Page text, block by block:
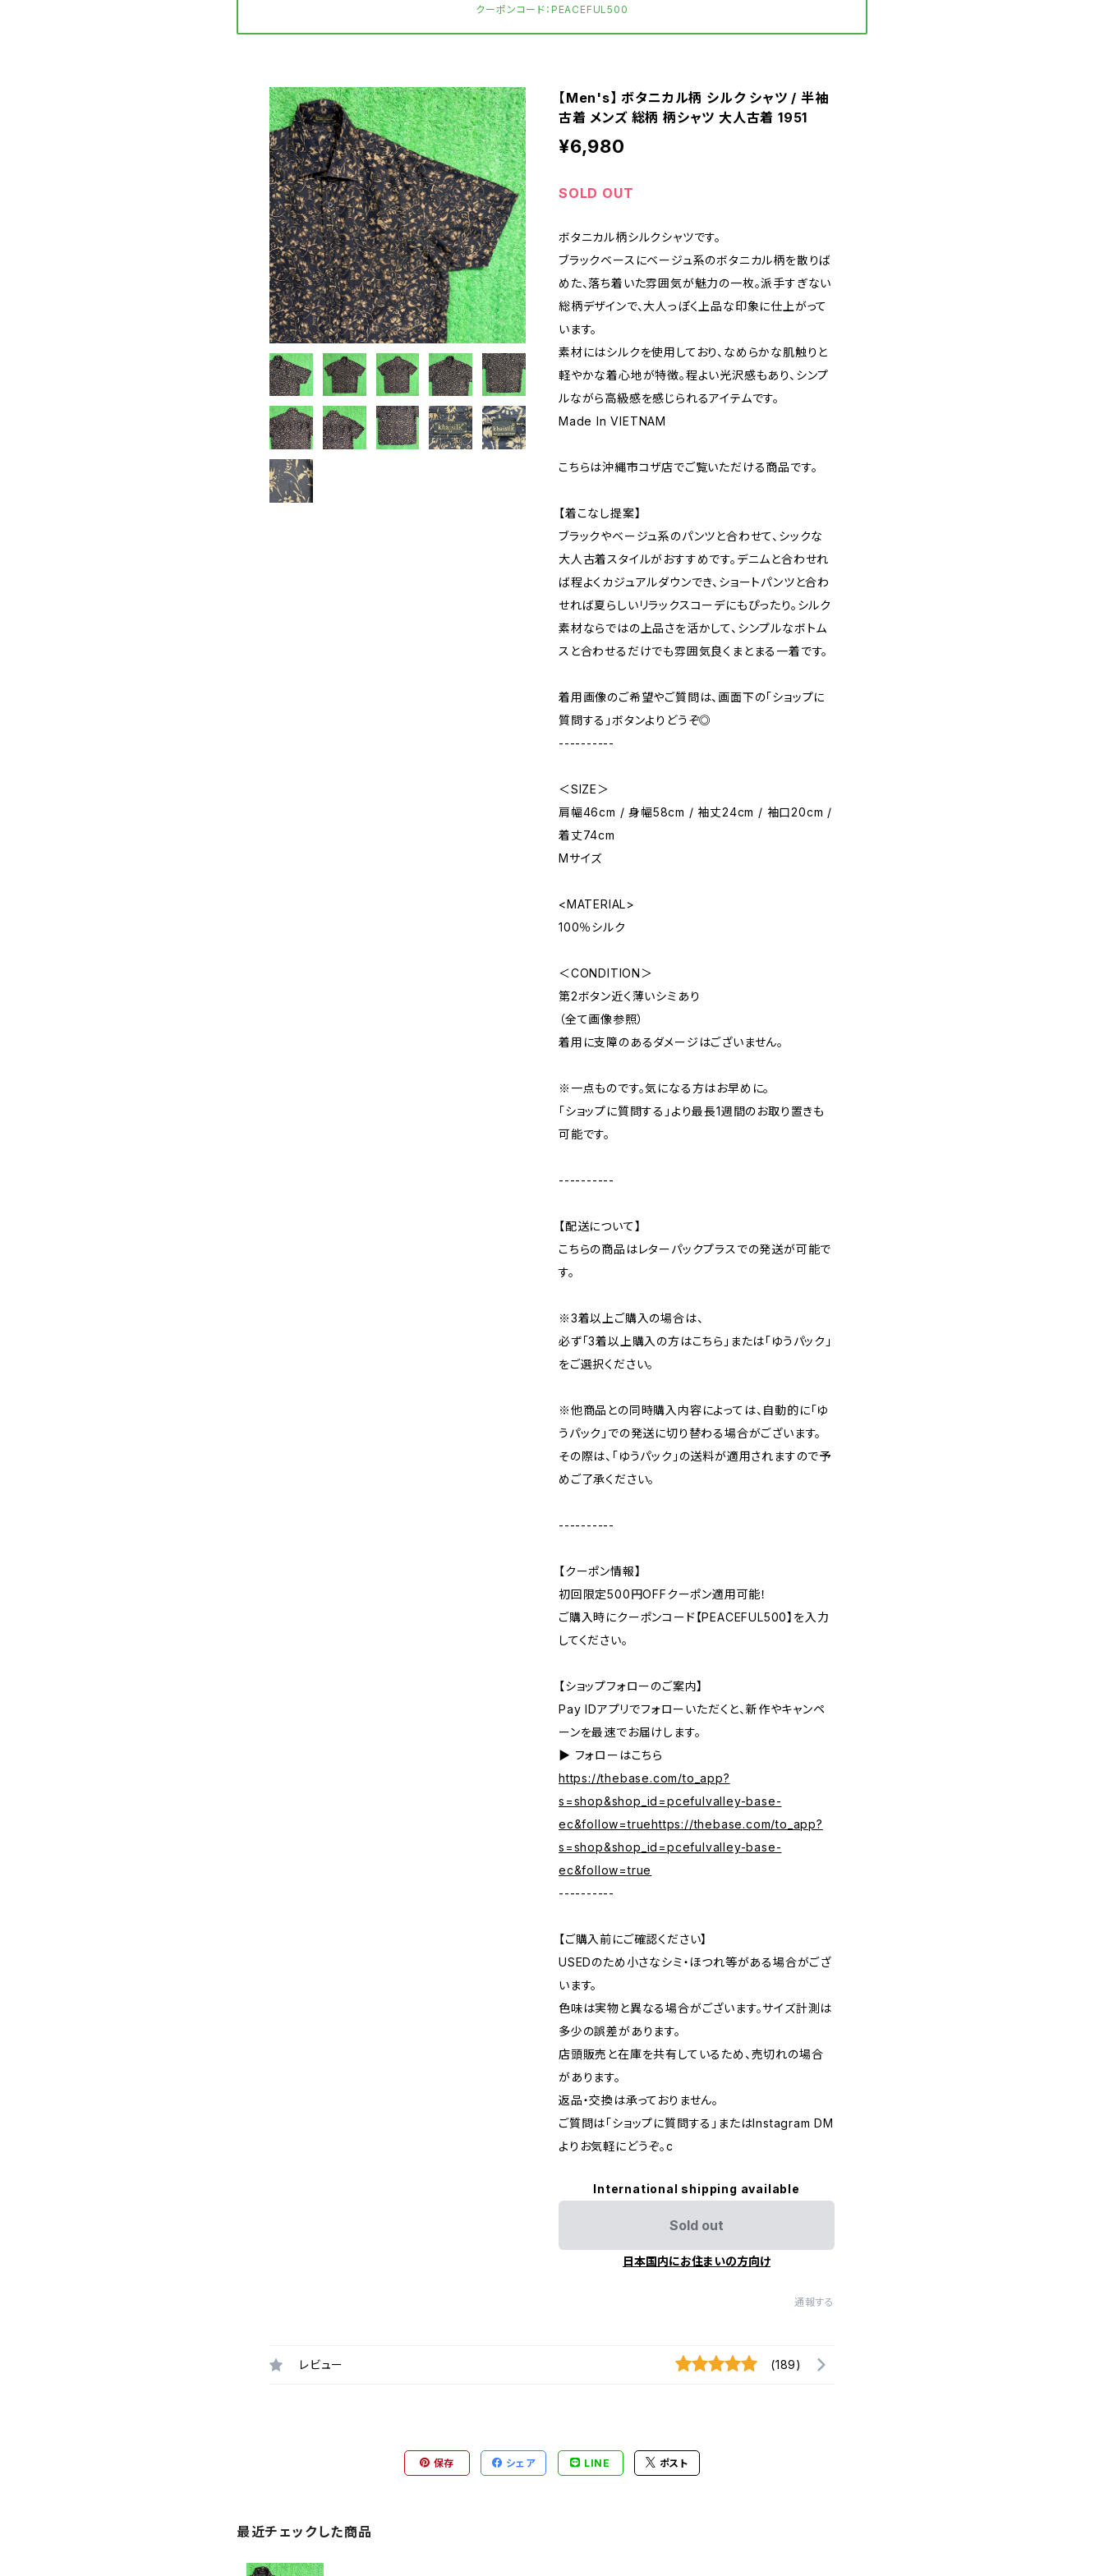
クーポンコード：PEACEFUL500
【Men's】 ボタニカル柄 シルク シャツ / 半袖
古着 メンズ 総柄 柄シャツ 大人古着 1951
¥6,980
SOLD OUT
ボタニカル柄シルクシャツです。
ブラックベースにベージュ系のボタニカル柄を散りば
めた、落ち着いた雰囲気が魅力の一枚。派手すぎない
総柄デザインで、大人っぽく上品な印象に仕上がって
います。
素材にはシルクを使用しており、なめらかな肌触りと
軽やかな着心地が特徴。程よい光沢感もあり、シンプ
ルながら高級感を感じられるアイテムです。
Made In VIETNAM
こちらは沖縄市コザ店でご覧いただける商品です。
【着こなし提案】
ブラックやベージュ系のパンツと合わせて、シックな
大人古着スタイルがおすすめです。デニムと合わせれ
ば程よくカジュアルダウンでき、ショートパンツと合わ
せれば夏らしいリラックスコーデにもぴったり。シルク
素材ならではの上品さを活かして、シンプルなボトム
スと合わせるだけでも雰囲気良くまとまる一着です。
着用画像のご希望やご質問は、画面下の「ショップに
質問する」ボタンよりどうぞ◎
----------
＜SIZE＞
肩幅46cm / 身幅58cm / 袖丈24cm / 袖口20cm /
着丈74cm
Mサイズ
<MATERIAL>
100％シルク
＜CONDITION＞
第2ボタン近く薄いシミあり
（全て画像参照）
着用に支障のあるダメージはございません。
※一点ものです。気になる方はお早めに。
「ショップに質問する」より最長1週間のお取り置きも
可能です。
----------
【配送について】
こちらの商品はレターパックプラスでの発送が可能で
す。
※3着以上ご購入の場合は、
必ず「3着以上購入の方はこちら」または「ゆうパック」
をご選択ください。
※他商品との同時購入内容によっては、自動的に「ゆ
うパック」での発送に切り替わる場合がございます。
その際は、「ゆうパック」の送料が適用されますので予
めご了承ください。
----------
【クーポン情報】
初回限定500円OFFクーポン適用可能！
ご購入時にクーポンコード【PEACEFUL500】を入力
してください。
【ショップフォローのご案内】
Pay IDアプリでフォローいただくと、新作やキャンペ
ーンを最速でお届けします。
▶︎ フォローはこちら
https://thebase.com/to_app?
s=shop&shop_id=pcefulvalley-base-
ec&follow=truehttps://thebase.com/to_app?
s=shop&shop_id=pcefulvalley-base-
ec&follow=true
----------
【ご購入前にご確認ください】
USEDのため小さなシミ・ほつれ等がある場合がござ
います。
色味は実物と異なる場合がございます。サイズ計測は
多少の誤差があります。
店頭販売と在庫を共有しているため、売切れの場合
があります。
返品・交換は承っておりません。
ご質問は「ショップに質問する」またはInstagram DM
よりお気軽にどうぞ。c
International shipping available
Sold out
日本国内にお住まいの方向け
通報する
レビュー (189)
保存 シェア LINE ポスト
最近チェックした商品